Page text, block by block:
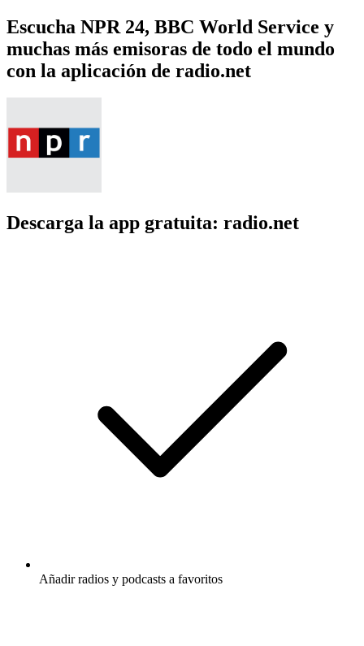
Escucha NPR 24, BBC World Service y
muchas más emisoras de todo el mundo
con la aplicación de radio.net
Descarga la app gratuita: radio.net
Añadir radios y podcasts a favoritos